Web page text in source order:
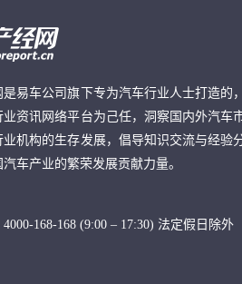
是易车公司旗下专为汽车行业人士打造的
业资讯网络平台为己任，洞察国内外汽车
业机构的生存发展，倡导知识交流与经验
车产业的繁荣发展贡献力量。
168-168 (9:00 – 17:30) 法定假日除外